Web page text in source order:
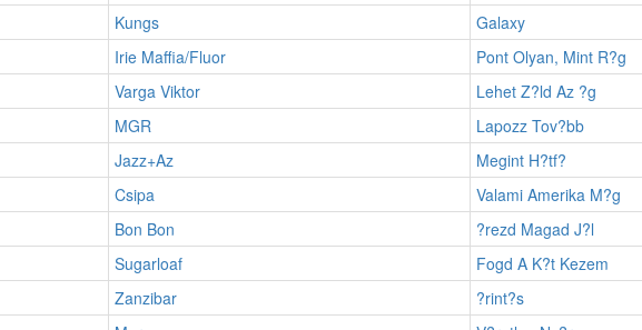
Kungs
Galaxy
Irie Maffia/Fluor
Pont Olyan, Mint R?g
Varga Viktor
Lehet Z?ld Az ?g
MGR
Lapozz Tov?bb
Jazz+Az
Megint H?tf?
Csipa
Valami Amerika M?g
Bon Bon
?rezd Magad J?l
Sugarloaf
Fogd A K?t Kezem
Zanzibar
?rint?s